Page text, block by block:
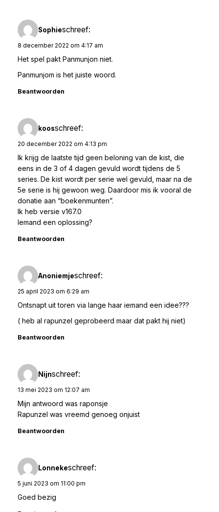
Sophieschreef:
8 december 2022 om 4:17 am
Het spel pakt Panmunjon niet.
Panmunjom is het juiste woord.
Beantwoorden
koosschreef:
20 december 2022 om 4:13 pm
Ik krijg de laatste tijd geen beloning van de kist, die
eens in de 3 of 4 dagen gevuld wordt tijdens de 5
series. De kist wordt per serie wel gevuld, maar na de
5e serie is hij gewoon weg. Daardoor mis ik vooral de
donatie aan “boekenmunten”.
Ik heb versie v167.0
Iemand een oplossing?
Beantwoorden
Anoniemjeschreef:
25 april 2023 om 6:29 am
Ontsnapt uit toren via lange haar iemand een idee???
( heb al rapunzel geprobeerd maar dat pakt hij niet)
Beantwoorden
Nijnschreef:
13 mei 2023 om 12:07 am
Mijn antwoord was raponsje
Rapunzel was vreemd genoeg onjuist
Beantwoorden
Lonnekeschreef:
5 juni 2023 om 11:00 pm
Goed bezig